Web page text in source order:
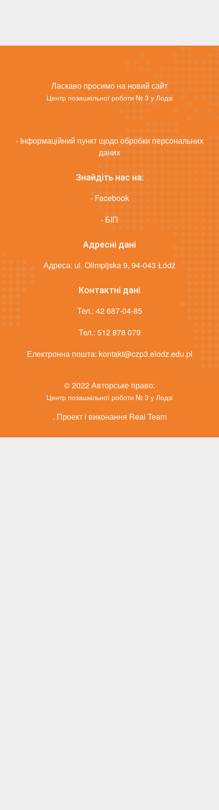
Ласкаво просимо на новий сайт
Центр позашкільної роботи № 3 у Лодзі
- Інформаційний пункт щодо обробки персональних
даних
Знайдіть нас на:
- Facebook
- БІП
Адресні дані
Адреса: ul. Olimpijska 9, 94-043 Łódź
Контактні дані
Тел.: 42 687-04-85
Тел.: 512 878 079
Електронна пошта: kontakt@czp3.elodz.edu.pl
© 2022 Авторське право:
Центр позашкільної роботи № 3 у Лодзі
. Проект і виконання Real Team